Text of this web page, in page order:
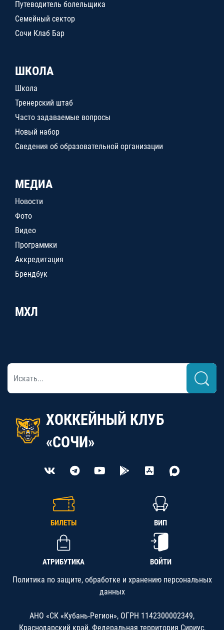
Путеводитель болельщика
Семейный сектор
Сочи Клаб Бар
ШКОЛА
Школа
Тренерский штаб
Часто задаваемые вопросы
Новый набор
Сведения об образовательной организации
МЕДИА
Новости
Фото
Видео
Программки
Аккредитация
Брендбук
МХЛ
ХОККЕЙНЫЙ КЛУБ
«СОЧИ»
БИЛЕТЫ ВИП
АТРИБУТИКА ВОЙТИ
Политика по защите, обработке и хранению персональных
данных
АНО «СК «Кубань-Регион», ОГРН 1142300002349,
Краснодарский край, Федеральная территория Сириус,